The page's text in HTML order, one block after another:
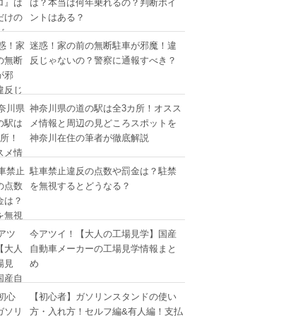
は？本当は何年乗れるの？判断ポイ
ントはある？
迷惑！家の前の無断駐車が邪魔！違
反じゃないの？警察に通報すべき？
神奈川県の道の駅は全3カ所！オスス
メ情報と周辺の見どころスポットを
神奈川在住の筆者が徹底解説
駐車禁止違反の点数や罰金は？駐禁
を無視するとどうなる？
今アツイ！【大人の工場見学】国産
自動車メーカーの工場見学情報まと
め
【初心者】ガソリンスタンドの使い
方・入れ方！セルフ編&有人編！支払